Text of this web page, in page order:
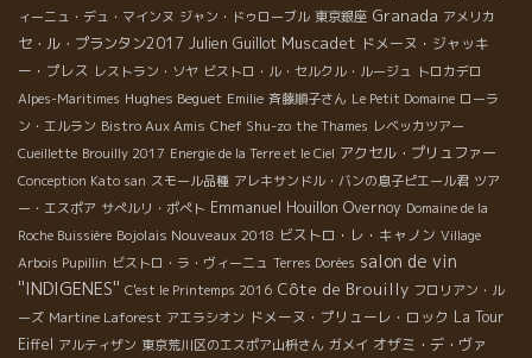
ィーニュ・デュ・マインヌ ジャン・ドゥローブル 東京銀座 Granada アメリカ
セ・ル・プランタン2017 Julien Guillot Muscadet ドメーヌ・ジャッキ
ー・プレス レストラン・ソヤ ビストロ・ル・セルクル・ルージュ トロカデロ
Alpes-Maritimes Hughes Beguet Emilie 斉藤順子さん Le Petit Domaine ローラ
ン・エルラン Bistro Aux Amis Chef Shu-zo the Thames レベッカツアー
Cueillette Brouilly 2017 Energie de la Terre et le Ciel アクセル・プリュファー
Conception Kato san スモール品種 アレキサンドル・バンの息子ピエール君 ツア
ー・エスポア サぺルリ・ポぺト Emmanuel Houillon Overnoy Domaine de la
Roche Buissière Bojolais Nouveaux 2018 ビストロ・レ・キャノン Village
Arbois Pupillin ビストロ・ラ・ヴィーニュ Terres Dorées salon de vin
''INDIGENES'' C'est le Printemps 2016 Côte de Brouilly フロリアン・ル
ーズ Martine Laforest アエラシオン ドメーヌ・プリューレ・ロック La Tour
Eiffel アルティザン 東京荒川区のエスポア山枡さん ガメイ オザミ・デ・ヴァ